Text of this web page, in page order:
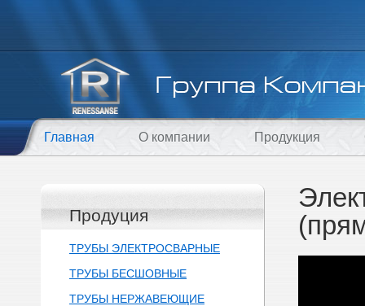
Главная О компании Продукция
Продуция
ТРУБЫ ЭЛЕКТРОСВАРНЫЕ
ТРУБЫ БЕСШОВНЫЕ
ТРУБЫ НЕРЖАВЕЮЩИЕ